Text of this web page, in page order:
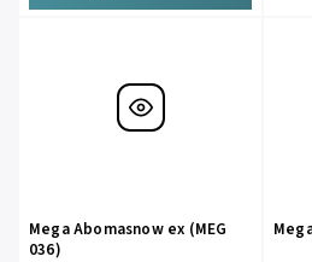
Mega Abomasnow ex (MEG
036)